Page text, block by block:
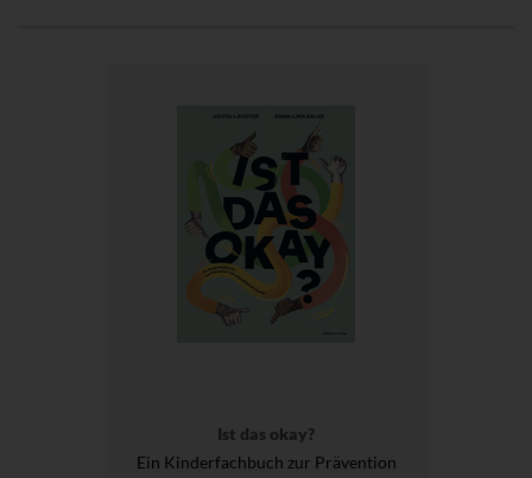
Ist das okay?
Ein Kinderfachbuch zur Prävention